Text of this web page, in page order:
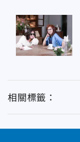
相關標籤：